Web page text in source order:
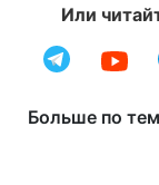
Или
Больше по